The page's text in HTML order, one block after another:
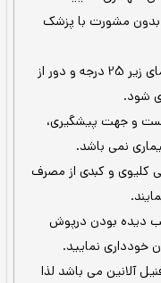
با توجه به نیاز بدنتان، روزانه 2 الی 3
آب فراوان میل